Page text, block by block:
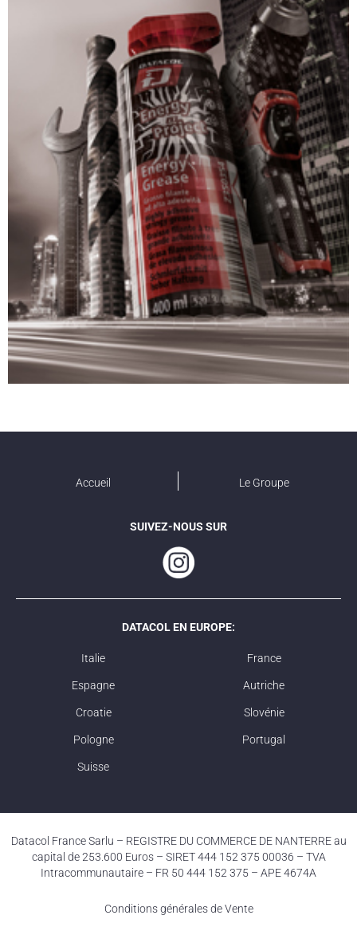
Accueil Le Groupe
SUIVEZ-NOUS SUR
DATACOL EN EUROPE:
Italie France
Espagne Autriche
Croatie Slovénie
Pologne Portugal
Suisse
Datacol France Sarlu – REGISTRE DU COMMERCE DE NANTERRE au
capital de 253.600 Euros – SIRET 444 152 375 00036 – TVA
Intracommunautaire – FR 50 444 152 375 – APE 4674A
Conditions générales de Vente